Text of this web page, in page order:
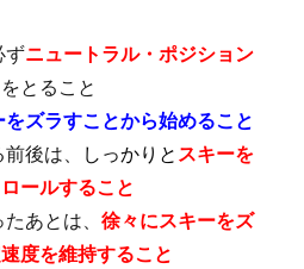
ずニュートラル・ポジション
とること
ズラすことから始めること
後は、 しっかりと スキーを
ールすること
あとは、徐々にスキーをズ
度を維持すること